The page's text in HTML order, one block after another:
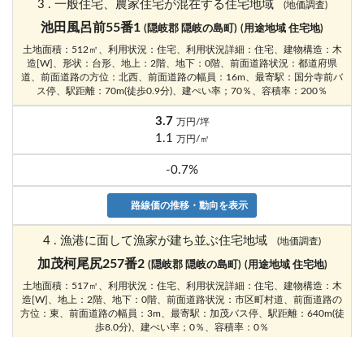
3 . 一般住宅、農家住宅が混在する住宅地域 (地価調査)
池田風呂前55番1 (隠岐郡 隠岐の島町) (用途地域 住宅地)
土地面積：512㎡、利用状況：住宅、利用状況詳細：住宅、建物構造：木
造[W]、形状：台形、地上：2階、地下：0階、前面道路状況：都道府県
道、前面道路の方位：北西、前面道路の幅員：16m、最寄駅：国分寺前バ
ス停、駅距離：70m(徒歩0.9分)、建ぺい率；70％、容積率：200％
3.7 万円/坪
1.1 万円/㎡
-0.7%
路線価の推移・動向を表示
4 . 漁港に面して漁家が建ち並ぶ住宅地域 (地価調査)
加茂柯尾尻257番2 (隠岐郡 隠岐の島町) (用途地域 住宅地)
土地面積：517㎡、利用状況：住宅、利用状況詳細：住宅、建物構造：木
造[W]、地上：2階、地下：0階、前面道路状況：市区町村道、前面道路の
方位：東、前面道路の幅員：3m、最寄駅：加茂バス停、駅距離：640m(徒
歩8.0分)、建ぺい率；0％、容積率：0％